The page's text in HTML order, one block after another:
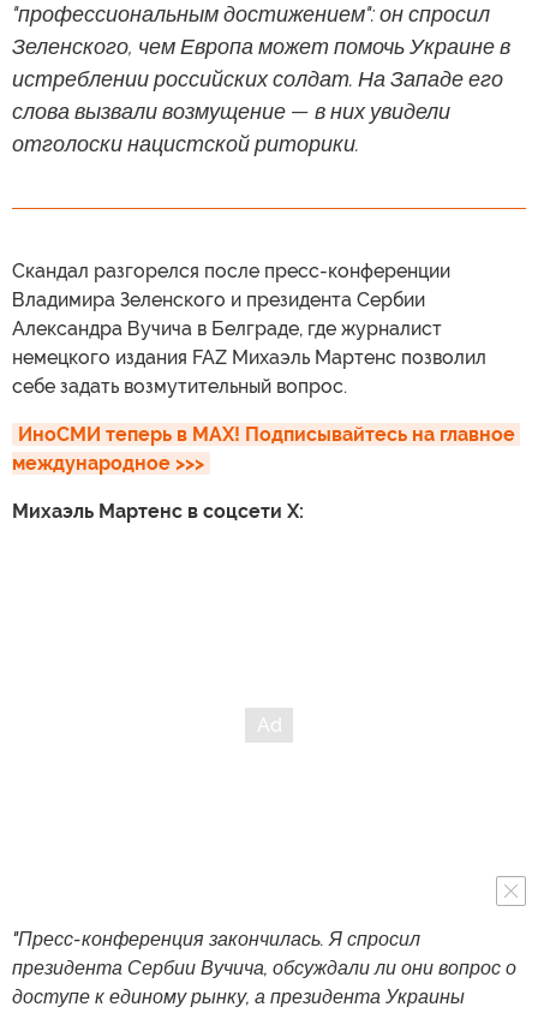
"профессиональным достижением": он спросил
Зеленского, чем Европа может помочь Украине в
истреблении российских солдат. На Западе его
слова вызвали возмущение — в них увидели
отголоски нацистской риторики.
Скандал разгорелся после пресс-конференции
Владимира Зеленского и президента Сербии
Александра Вучича в Белграде, где журналист
немецкого издания FAZ Михаэль Мартенс позволил
себе задать возмутительный вопрос.
ИноСМИ теперь в MAX! Подписывайтесь на главное
международное >>>
Михаэль Мартенс в соцсети X:
"Пресс-конференция закончилась. Я спросил
президента Сербии Вучича, обсуждали ли они вопрос о
доступе к единому рынку, а президента Украины